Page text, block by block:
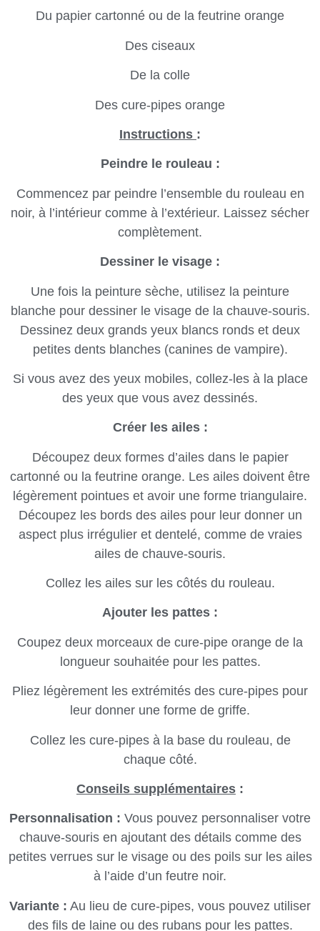
Du papier cartonné ou de la feutrine orange
Des ciseaux
De la colle
Des cure-pipes orange
Instructions :
Peindre le rouleau :
Commencez par peindre l’ensemble du rouleau en
noir, à l’intérieur comme à l’extérieur. Laissez sécher
complètement.
Dessiner le visage :
Une fois la peinture sèche, utilisez la peinture
blanche pour dessiner le visage de la chauve-souris.
Dessinez deux grands yeux blancs ronds et deux
petites dents blanches (canines de vampire).
Si vous avez des yeux mobiles, collez-les à la place
des yeux que vous avez dessinés.
Créer les ailes :
Découpez deux formes d’ailes dans le papier
cartonné ou la feutrine orange. Les ailes doivent être
légèrement pointues et avoir une forme triangulaire.
Découpez les bords des ailes pour leur donner un
aspect plus irrégulier et dentelé, comme de vraies
ailes de chauve-souris.
Collez les ailes sur les côtés du rouleau.
Ajouter les pattes :
Coupez deux morceaux de cure-pipe orange de la
longueur souhaitée pour les pattes.
Pliez légèrement les extrémités des cure-pipes pour
leur donner une forme de griffe.
Collez les cure-pipes à la base du rouleau, de
chaque côté.
Conseils supplémentaires :
Personnalisation : Vous pouvez personnaliser votre
chauve-souris en ajoutant des détails comme des
petites verrues sur le visage ou des poils sur les ailes
à l’aide d’un feutre noir.
Variante : Au lieu de cure-pipes, vous pouvez utiliser
des fils de laine ou des rubans pour les pattes.